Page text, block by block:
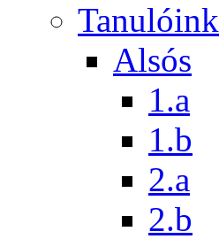
Tanulóink
Alsós
1.a
1.b
2.a
2.b